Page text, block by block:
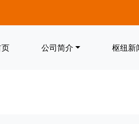
公司简介 枢纽新